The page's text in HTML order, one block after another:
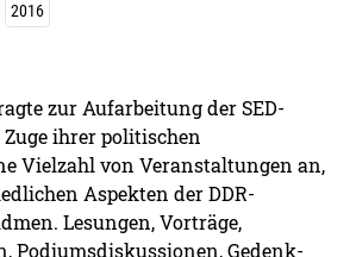
2016
zur Aufarbeitung der SED-
ihrer politischen
Vielzahl von Veranstaltungen an,
Aspekten der DDR-
Lesungen, Vorträge,
Podiumsdiskussionen, Gedenk-